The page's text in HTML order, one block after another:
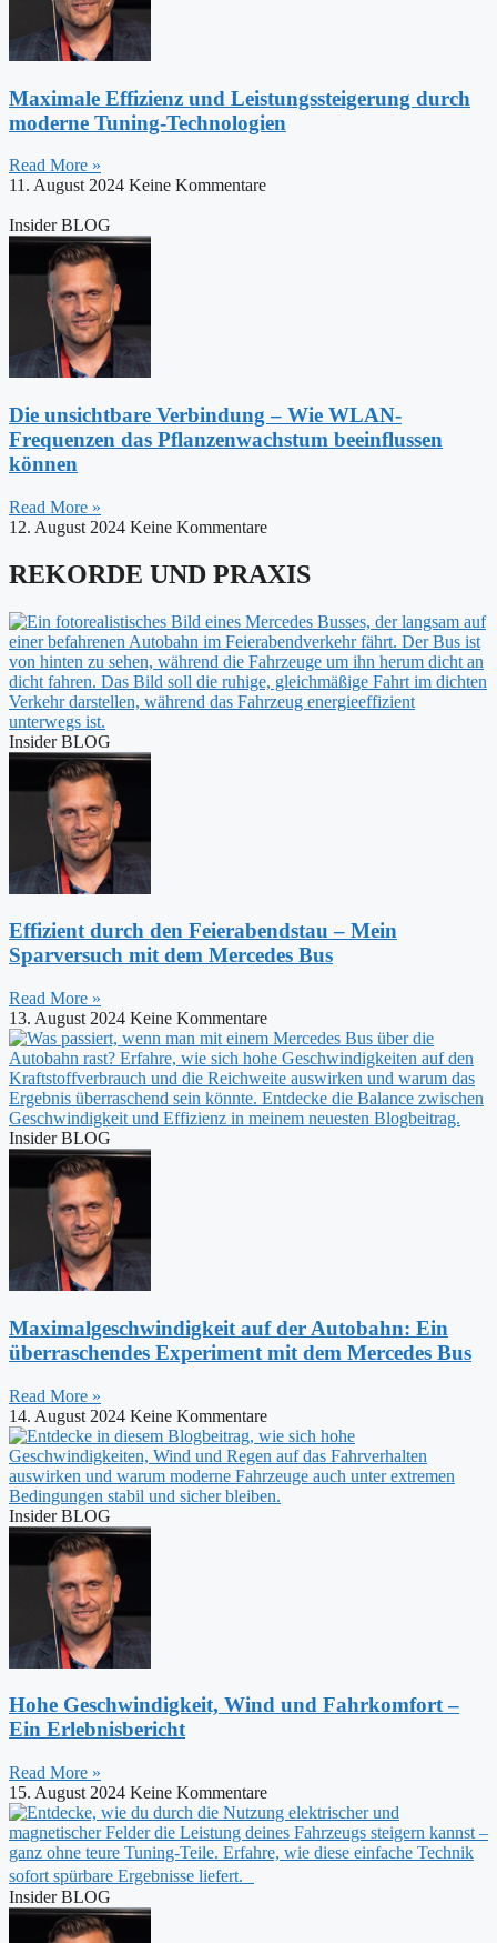
Maximale Effizienz und Leistungssteigerung durch
moderne Tuning-Technologien
Read More »
11. August 2024 Keine Kommentare
Insider BLOG
Die unsichtbare Verbindung – Wie WLAN-
Frequenzen das Pflanzenwachstum beeinflussen
können
Read More »
12. August 2024 Keine Kommentare
REKORDE UND PRAXIS
Insider BLOG
Effizient durch den Feierabendstau – Mein
Sparversuch mit dem Mercedes Bus
Read More »
13. August 2024 Keine Kommentare
Insider BLOG
Maximalgeschwindigkeit auf der Autobahn: Ein
überraschendes Experiment mit dem Mercedes Bus
Read More »
14. August 2024 Keine Kommentare
Insider BLOG
Hohe Geschwindigkeit, Wind und Fahrkomfort –
Ein Erlebnisbericht
Read More »
15. August 2024 Keine Kommentare
Insider BLOG